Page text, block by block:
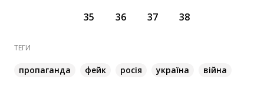
35
36 37 38
ТЕГИ
пропаганда фейк росія україна війна